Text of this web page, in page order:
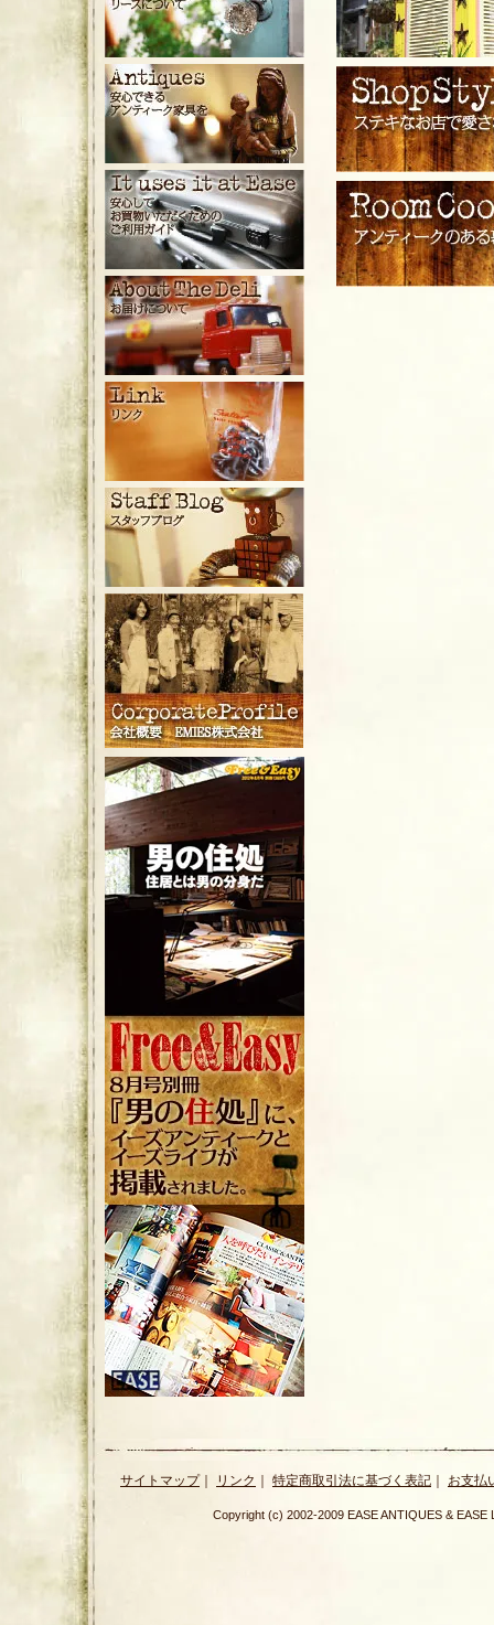
サイトマップ｜ リンク ｜ 特定商取引法に基づく表記 ｜ お支払
Copyright (c) 2002-2009 EASE ANTIQUES &